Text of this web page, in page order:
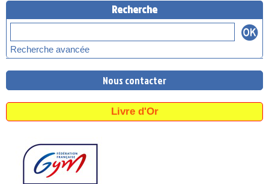
Recherche
Recherche avancée
Nous contacter
Livre d'Or